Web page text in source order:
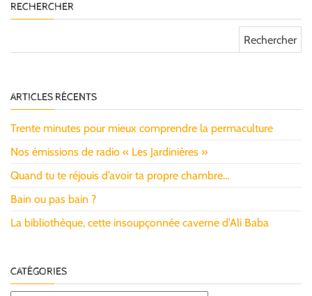
RECHERCHER
ARTICLES RÉCENTS
Trente minutes pour mieux comprendre la permaculture
Nos émissions de radio « Les Jardinières »
Quand tu te réjouis d’avoir ta propre chambre…
Bain ou pas bain ?
La bibliothèque, cette insoupçonnée caverne d’Ali Baba
CATÉGORIES